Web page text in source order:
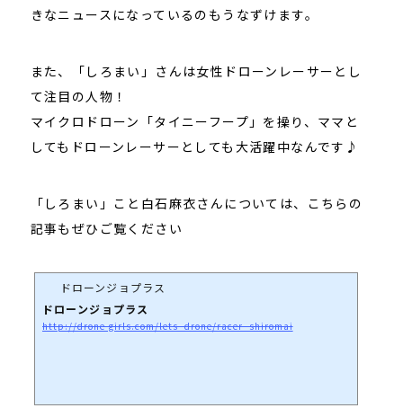
きなニュースになっているのもうなずけます。
また、「しろまい」さんは女性ドローンレーサーとし
て注目の人物！
マイクロドローン「タイニーフープ」を操り、ママと
してもドローンレーサーとしても大活躍中なんです♪
「しろまい」こと白石麻衣さんについては、こちらの
記事もぜひご覧ください
ドローンジョプラス
ドローンジョプラス
http://drone-girls.com/lets_drone/racer_shiromai